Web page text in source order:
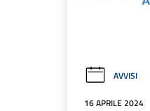
AVVISI
16 APRILE 2024